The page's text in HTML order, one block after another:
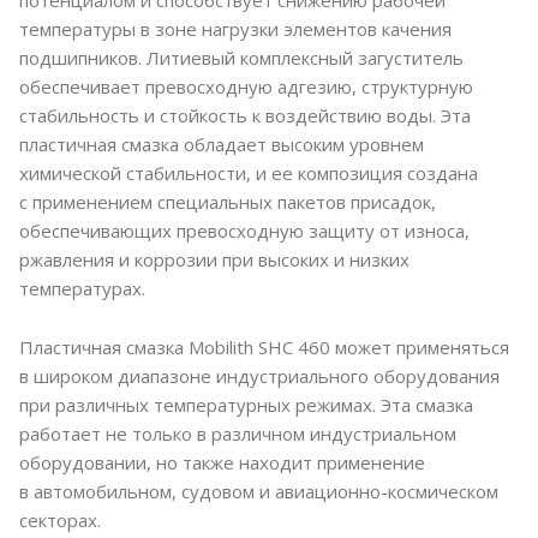
температуры в зоне нагрузки элементов качения
подшипников. Литиевый комплексный загуститель
обеспечивает превосходную адгезию, структурную
стабильность и стойкость к воздействию воды. Эта
пластичная смазка обладает высоким уровнем
химической стабильности, и ее композиция создана
с применением специальных пакетов присадок,
обеспечивающих превосходную защиту от износа,
ржавления и коррозии при высоких и низких
температурах.
Пластичная смазка Mobilith SHC 460 может применяться
в широком диапазоне индустриального оборудования
при различных температурных режимах. Эта смазка
работает не только в различном индустриальном
оборудовании, но также находит применение
в автомобильном, судовом и авиационно-космическом
секторах.